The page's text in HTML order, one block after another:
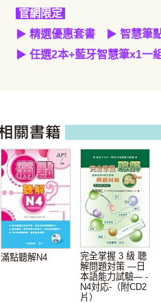
官網限定
▶ 精選優惠套書 ▶ 智慧筆
▶ 任選2本+藍牙智慧筆x1一
滿點聽解N4
完全掌握 3 級 聴
解問題対策 —日
本語能力試驗— -
N4対応-（附CD2
片）